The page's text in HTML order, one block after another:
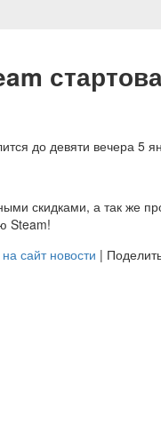
до девяти вечера 5
скидками, а так же
Steam!
сайт новости |